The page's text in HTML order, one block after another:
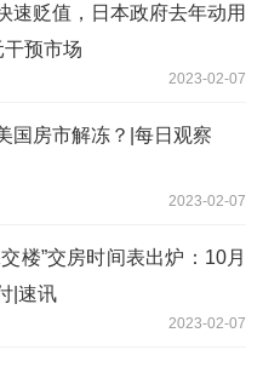
速贬值，日本政府去年动用
预市场
2023-02-07
国房市解冻？|每日观察
2023-02-07
楼”交房时间表出炉：10月
|速讯
2023-02-07